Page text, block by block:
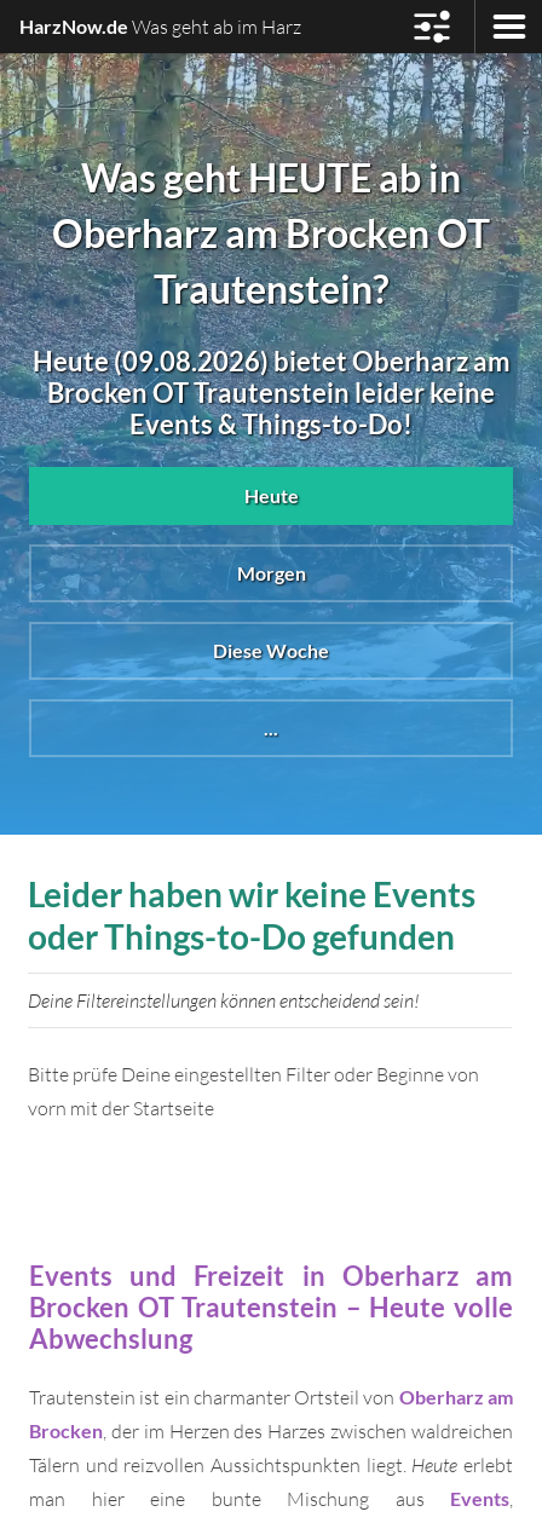
HarzNow.de Was geht ab im Harz
Was geht HEUTE ab in
Oberharz am Brocken OT
Trautenstein?
Heute (09.08.2026) bietet Oberharz am
Brocken OT Trautenstein leider keine
Events & Things-to-Do!
Heute
Morgen
Diese Woche
Leider haben wir keine Events
oder Things-to-Do gefunden
Deine Filtereinstellungen können entscheidend sein!
Bitte prüfe Deine eingestellten Filter oder Beginne von
vorn mit der Startseite
Events und Freizeit in Oberharz am
Brocken OT Trautenstein – Heute volle
Abwechslung
Trautenstein ist ein charmanter Ortsteil von Oberharz am
Brocken, der im Herzen des Harzes zwischen waldreichen
Tälern und reizvollen Aussichtspunkten liegt. Heute erlebt
man hier eine bunte Mischung aus Events,